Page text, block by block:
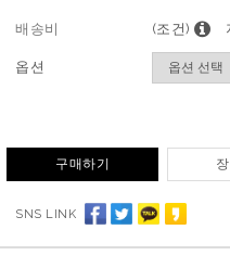
배송비 (조건)
옵션
구매하기
SNS LINK